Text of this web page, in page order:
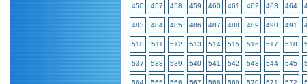
456 457 458 459 460 461 462 463 464
483 484 485 486 487 488 489 490 491
510 511 512 513 514 515 516 517 518
537 538 539 540 541 542 543 544 545
564 565 566 567 568 569 570 571 572